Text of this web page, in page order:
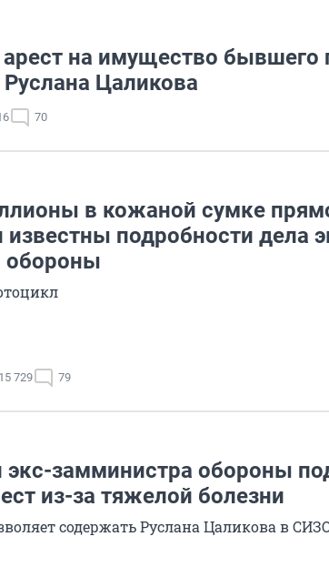
на имущество бывшего
Цаликова
70
в кожаной сумке
известны подробности дела
обороны
15 729 79
экс-замминистра обороны
из-за тяжелой болезни
содержать Руслана Цаликова в